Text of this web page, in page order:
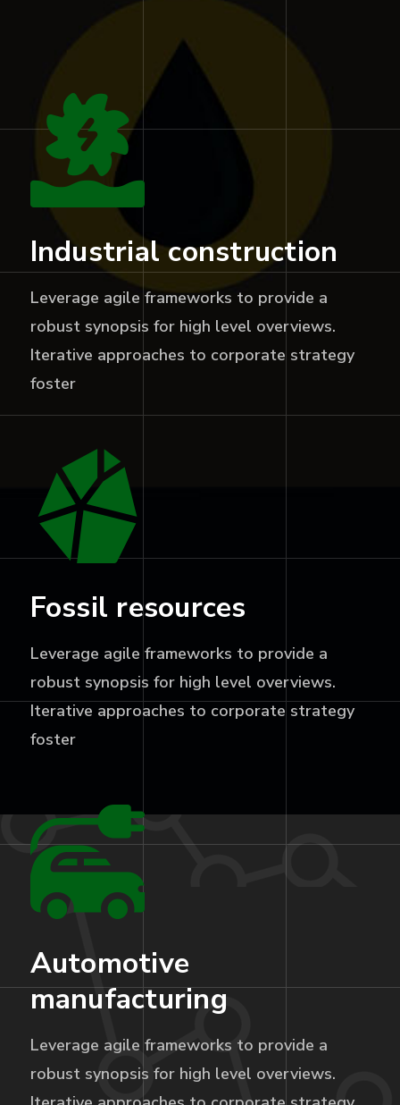
Industrial construction
Leverage agile frameworks to provide a
robust synopsis for high level overviews.
Iterative approaches to corporate strategy
foster
Fossil resources
Leverage agile frameworks to provide a
robust synopsis for high level overviews.
Iterative approaches to corporate strategy
foster
Automotive
manufacturing
Leverage agile frameworks to provide a
robust synopsis for high level overviews.